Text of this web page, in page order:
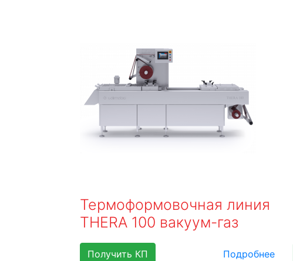
Термоформовочная линия
THERA 100 вакуум-газ
Получить КП Подробнее